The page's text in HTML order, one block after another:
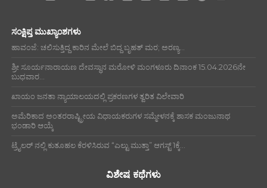
ಸಂಕ್ಷಿಪ್ತ ಮುಖ್ಯಾಂಶಗಳು
ಹಾವಂಜೆ: ಚಲಿಸುತ್ತಿದ್ದ ಕಾರಿನ ಮೇಲೆ ಬಿದ್ದ ಬೃಹತ್ ಮರ; ಅರಣ್ಯ...
ಶ್ರೀ ಸೂರ್ಯನಾರಾಯಣ ದೇವಸ್ಥಾನ ಮರೋಳಿ ಮಂಗಳೂರು ದಿನಾಂಕ 15.04.2026ನೇ
ಬುಧವಾರ...
ಖಾಯಂ ಜನತಾ ನ್ಯಾಯಾಲಯದಲ್ಲಿ ಪ್ರಕರಣಗಳ ತ್ವರಿತ ವಿಲೇವಾರಿ
ಅಮೆರಿಕಾದ ಅಂತರರಾಷ್ಟ್ರೀಯ ವಿಧಾಯಕರುಗಳ ಸಮ್ಮೇಳನಕ್ಕೆ ಶಾಸಕ ಮಂಜುನಾಥ
ಭಂಡಾರಿ ಆಯ್ಕೆ
ಟ್ರೈಲರ್ ನಲ್ಲಿ ಕುತೂಹಲ ಕೆರಳಿಸಿರುವ “ಎಲ್ಟು ಮುತ್ತಾ” ಆಗಸ್ಟ್ 1ಕ್ಕೆ...
ವಿಶೇಷ ಕಥೆಗಳು